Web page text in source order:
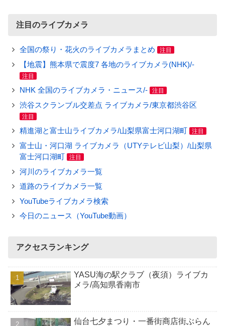
注目のライブカメラ
全国の祭り・花火のライブカメラまとめ 注目
【地震】熊本県で震度7 各地のライブカメラ(NHK)/-
注目
NHK 全国のライブカメラ・ニュース/- 注目
渋谷スクランブル交差点 ライブカメラ/東京都渋谷区
注目
精進湖と富士山ライブカメラ/山梨県富士河口湖町 注目
富士山・河口湖 ライブカメラ（UTYテレビ山梨）/山梨県
富士河口湖町
注目
河川のライブカメラ一覧
道路のライブカメラ一覧
YouTubeライブカメラ検索
今日のニュース（YouTube動画）
アクセスランキング
YASU海の駅クラブ（夜須）ライブカ
メラ/高知県香南市
仙台七夕まつり・一番街商店街ぶらん